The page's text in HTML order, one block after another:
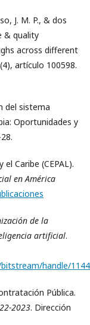
J. M. P., & dos
& quality
across different
(4), artículo 100598.
del sistema
Oportunidades y
Caribe (CEPAL).
en América
de la
artificial.
handle/
Pública.
2023. Dirección